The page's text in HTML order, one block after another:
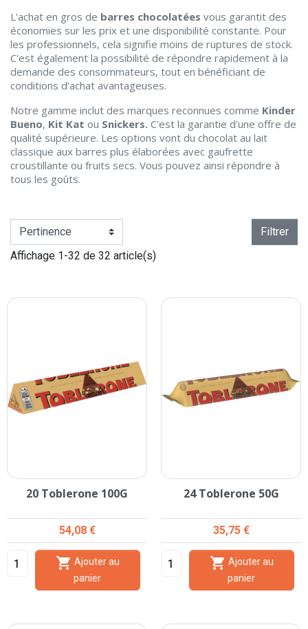
L'achat en gros de barres chocolatées vous garantit des
économies sur les prix et une disponibilité constante. Pour
les professionnels, cela signifie moins de ruptures de stock.
C'est également la possibilité de répondre rapidement à la
demande des consommateurs, tout en bénéficiant de
conditions d'achat avantageuses.
Notre gamme inclut des marques reconnues comme Kinder
Bueno, Kit Kat ou Snickers. C'est la garantie d'une offre de
qualité supérieure. Les options vont du chocolat au lait
classique aux barres plus élaborées avec gaufrette
croustillante ou fruits secs. Vous pouvez ainsi répondre à
tous les goûts.
Filtrer
Affichage 1-32 de 32 article(s)
20 Toblerone 100G
Prix
54,08 €

panier
24 Toblerone 50G
Prix
35,75 €

panier